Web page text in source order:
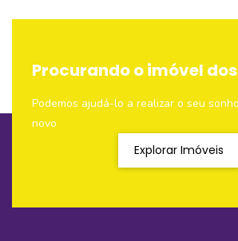
Procurando o imóvel
Podemos ajudá-lo a realizar o seu
novo
Explorar Imóveis